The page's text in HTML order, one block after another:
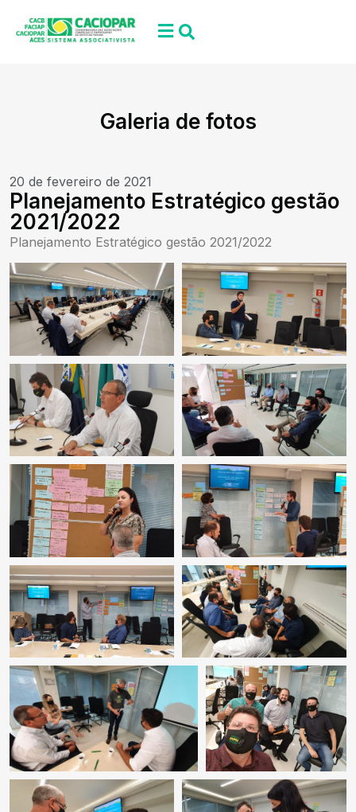
Galeria de fotos
20 de fevereiro de 2021
Planejamento Estratégico gestão
2021/2022
Planejamento Estratégico gestão 2021/2022